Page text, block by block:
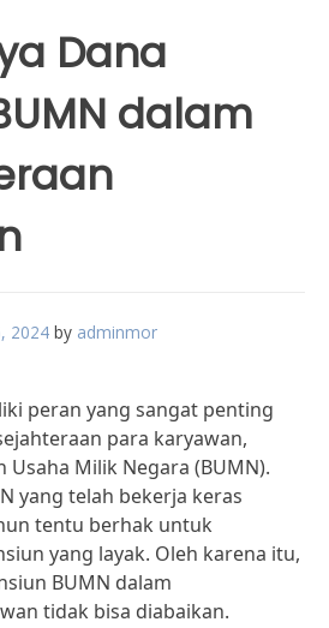
Dana
dalam
2024 by adminmor
peran yang sangat penting
para karyawan,
Milik Negara (BUMN).
yang telah bekerja keras
tentu berhak untuk
yang layak. Oleh karena itu,
BUMN dalam
tidak bisa diabaikan.